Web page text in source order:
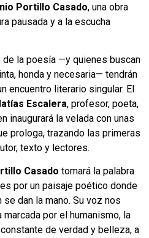
Portillo Casado, una obra
pausada y a la escucha
la poesía —y quienes buscan
honda y necesaria— tendrán
encuentro literario singular. El
Escalera, profesor, poeta,
inaugurará la velada con unas
prologa, trazando las primeras
texto y lectores.
Casado tomará la palabra
por un paisaje poético donde
dan la mano. Su voz nos
por el humanismo, la
de verdad y belleza, a